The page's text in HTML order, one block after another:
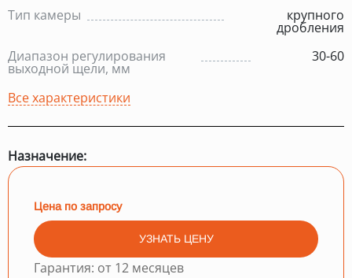
Тип камеры крупного
дробления
Диапазон регулирования
выходной щели, мм
30-60
Все характеристики
Назначение:
Цена по запросу
УЗНАТЬ ЦЕНУ
Гарантия: от 12 месяцев